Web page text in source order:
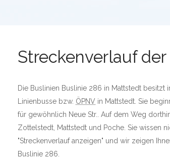
Streckenverlauf
Die Buslinien Buslinie 286 in Mattstedt besitzt
Linienbusse bzw. ÖPNV in Mattstedt. Sie
für gewöhnlich Neue Str.. Auf dem Weg
Zottelstedt, Mattstedt und Poche. Sie wissen
"Streckenverlauf anzeigen" und wir zeigen
Buslinie 286.